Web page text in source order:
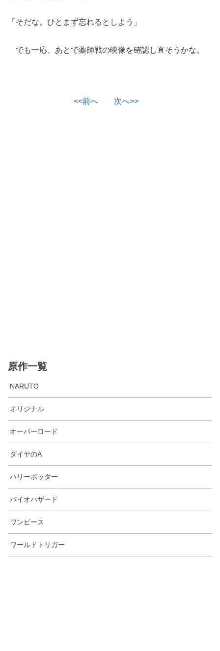
「そだな。ひとまず忘れるとしよう」
でも一応、あとで薬師戦の映像を確認し直そうかな。
<<前へ 次へ>>
原作一覧
NARUTO
オリジナル
オーバーロード
ダイヤのA
ハリーポッター
バイオハザード
ワンピース
ワールドトリガー